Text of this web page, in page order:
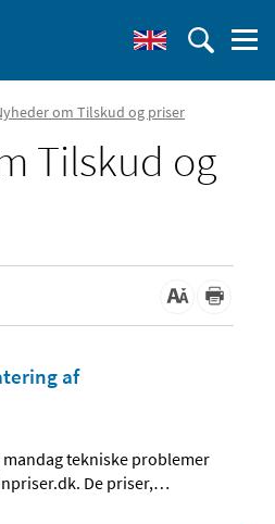
om Tilskud og priser
Tilskud og
af
tekniske problemer
De priser,…